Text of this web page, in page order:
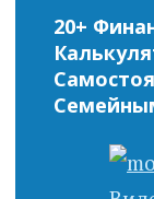
20+